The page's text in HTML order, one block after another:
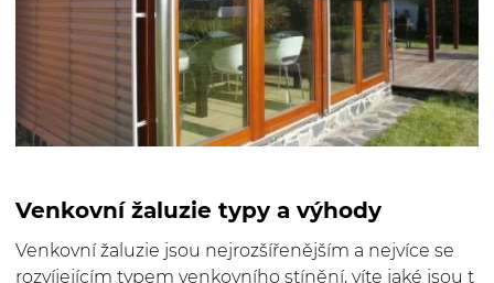
Venkovní žaluzie typy a výhody
Venkovní žaluzie jsou nejrozšířenějším a nejvíce se
rozvíjejícím typem venkovního stínění, víte jaké jsou t